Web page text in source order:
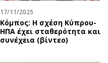
17/11/2025
Κόμπος: Η σχέση Κύπρου-
ΗΠΑ έχει σταθερότητα και
συνέχεια (βίντεο)